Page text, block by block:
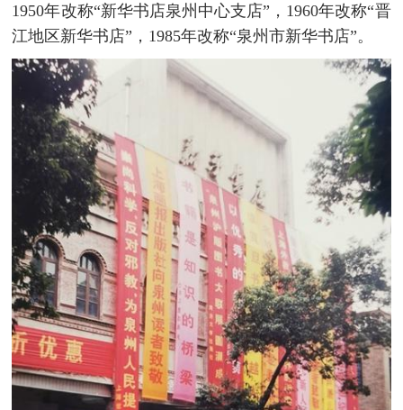
1950年改称“新华书店泉州中心支店”，1960年改称“晋
江地区新华书店”，1985年改称“泉州市新华书店”。